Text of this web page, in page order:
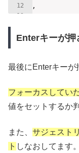
},
Enterキーが押
最後にEnterキーが
フォーカスしてい
値をセットするか
また、 サジェスト
ト しなおしてます